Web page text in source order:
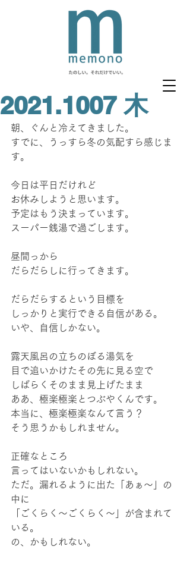
2021.1007 木
朝、ぐんと冷えてきました。
すでに、うっすら冬の気配すら感じま
す。
今日は平日だけれど
お休みしようと思います。
予定はもう決まっています。
スーパー銭湯で過ごします。
昼間っから
だらだらしに行ってきます。
だらだらするという目標を
しっかりと実行できる自信がある。
いや、自信しかない。
露天風呂の立ちのぼる湯気を
目で追いかけたその先に見る空で
しばらくそのまま見上げたまま
ああ、極楽極楽とつぶやくんです。
本当に、極楽極楽なんて言う？
そう思うかもしれません。
正確なところ
言ってはいないかもしれない。
ただ。漏れるように出た「あぁ〜」の
中に
「ごくらく〜ごくらく〜」が含まれて
いる。
の、かもしれない。